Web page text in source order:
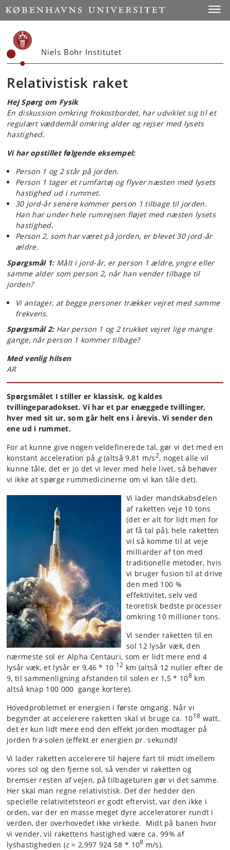
Start
Niels Bohr Institutet
Relativistisk raket
Hej Spørg om Fysik
En diskussion omkring frokostbordet, har udviklet sig til et
regulært væddemål omkring alder og rejser med lysets
hastighed.
Vi har opstillet følgende eksempel:
Person 1 og 2 står på jorden.
Person 1 tager et rumfartøj og flyver næsten med lysets
hastighed ud i rummet.
30 jord-år senere kommer person 1 tilbage til jorden.
Han har under hele rumrejsen fløjet med næsten lysets
hastighed.
Person 2, som har været på jorden, er blevet 30 jord-år
ældre.
Spørgsmål 1:Målt i jord-år, er person 1 ældre, yngre eller
samme alder som person 2, når han vender tilbage til
jorden?
Vi antager, at begge personer trækker vejret med samme
frekvens.
Spørgsmål 2:Har person 1 og 2 trukket vejret lige mange
gange, når person 1 kommer tilbage?
Med venlig hilsen
AR
Spørgsmålet I stiller er klassisk, og kaldes
tvillingeparadokset. Vi har et par enæggede tvillinger,
hver med sit ur, som går helt ens i årevis. Vi sender den
ene ud i rummet.
For at kunne give nogen veldefinerede tal, gør vi det med en
konstant acceleration på g(altså 9,81 m/s 2, noget alle vil
kunne tåle, det er jo det vi lever med hele livet, så behøver
vi ikke at spørge rummedicinerne om vi kan tåle det).
Vi lader mandskabsdelen
af raketten veje 10 tons
(det er alt for lidt men for
at få tal på), hele raketten
vil så komme til at veje
milliarder af ton med
traditionelle metoder, hvis
vi bruger fusion til at drive
den med 100 %
effektivitet, selv ved
teoretisk bedste processer
omkring 10 millioner tons.
Vi sender raketten til en
sol 12 lysår væk, den
nærmeste sol er Alpha Centauri, som er lidt mere end 4
lysår væk, et lysår er 9,46 * 10 12 km (altså 12 nuller efter de
9, til sammenligning afstanden til solen er 1,5 * 108km
altså knap 100 000 gange kortere).
Hovedproblemet er energien i første omgang. Når vi
begynder at accelerere raketten skal vi bruge ca. 1018 watt,
det er kun lidt mere end den effekt jorden modtager på
jorden fra solen (effekt er energien pr. sekund)!
Vi lader raketten accelerere til højere fart til midt imellem
vores sol og den fjerne sol, så vender vi raketten og
bremser resten af vejen, på tilbageturen gør vi det samme.
Her skal man regne relativistisk. Det der hedder den
specielle relativitetsteori er godt eftervist, var den ikke i
orden, var der en masse meget dyre acceleratorer rundt i
verden, der overhovedet ikke virkede. Midt på banen hvor
vi vender, vil rakettens hastighed være ca. 99% af
lyshastigheden (c= 2,997 924 58 * 108 m/s).